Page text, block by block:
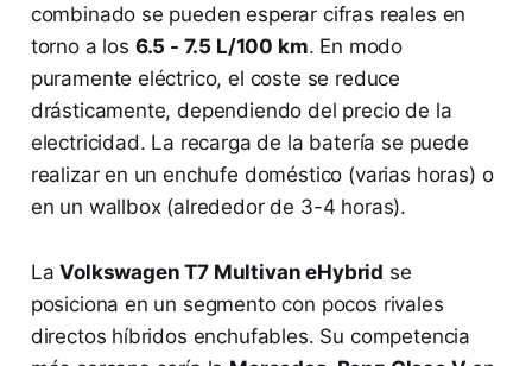
combinado se pueden esperar cifras reales en
torno a los 6.5 - 7.5 L/100 km. En modo
puramente eléctrico, el coste se reduce
drásticamente, dependiendo del precio de la
electricidad. La recarga de la batería se puede
realizar en un enchufe doméstico (varias horas) o
en un wallbox (alrededor de 3-4 horas).
LaVolkswagen T7 Multivan eHybrid se
posiciona en un segmento con pocos rivales
directos híbridos enchufables. Su competencia